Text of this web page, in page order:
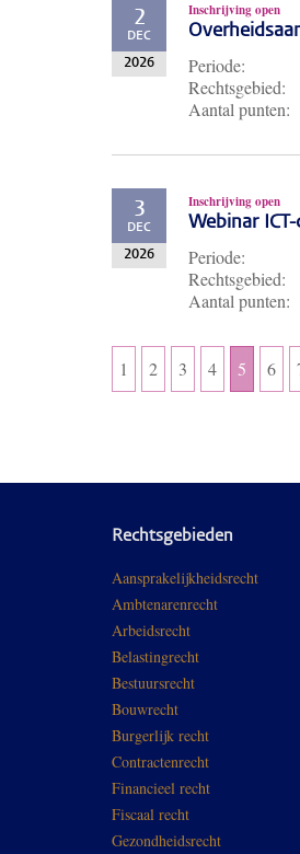
2
DEC
2026
Inschrijving open
Periode:
Rechtsgebied:
Aantal punten:
3
DEC
2026
Inschrijving open
Webinar
Periode:
Rechtsgebied:
Aantal punten:
1 2 3 4 5 6
Rechtsgebieden
Aansprakelijkheidsrecht
Ambtenarenrecht
Arbeidsrecht
Belastingrecht
Bestuursrecht
Bouwrecht
Burgerlijk recht
Contractenrecht
Financieel recht
Fiscaal recht
Gezondheidsrecht